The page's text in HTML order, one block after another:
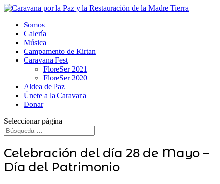
Somos
Galería
Música
Campamento de Kirtan
Caravana Fest
FloreSer 2021
FloreSer 2020
Aldea de Paz
Únete a la Caravana
Donar
Seleccionar página
Celebración del día 28 de Mayo –
Día del Patrimonio